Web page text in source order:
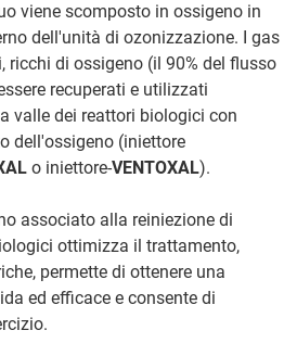
viene scomposto in ossigeno in
dell'unità di ozonizzazione. I gas
ricchi di ossigeno (il 90% del flusso
recuperati e utilizzati
valle dei reattori biologici con
dell'ossigeno (iniettore
o iniettore-VENTOXAL).
associato alla reiniezione di
ottimizza il trattamento,
permette di ottenere una
ed efficace e consente di